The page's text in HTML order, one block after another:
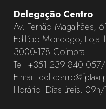
Delegação Centro
Av. Fernão Magalhães,
Edifício Mondego, Loja
3000-178 Coimbra
Tel: +351 239 840 057
E-mail:
Horário: Dias úteis: